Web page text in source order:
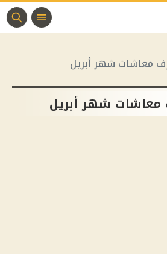
معاشات شهر أبريل
شهر أبريل